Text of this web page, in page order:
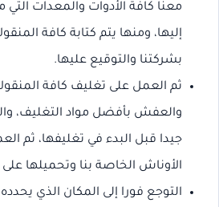
معنا كافة الأدوات والمعدات
إليها، ومنها يتم كتابة كافة
بشركتنا والتوقيع عليها.
ثم العمل على تغليف كافة
والعفش بأفضل مواد التغليف،
جيدا قبل البدء في تغليفها، ثم
الأوناش الخاصة بنا وتحميلها على
التوجع فورا إلى المكان الذي